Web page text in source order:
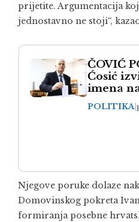
prijetite. Argumentacija
jednostavno ne stoji“,
ČOVIĆ
Ćosić
imena
POLITIKA
Njegove poruke dolaze
Domovinskog pokreta
formiranja posebne